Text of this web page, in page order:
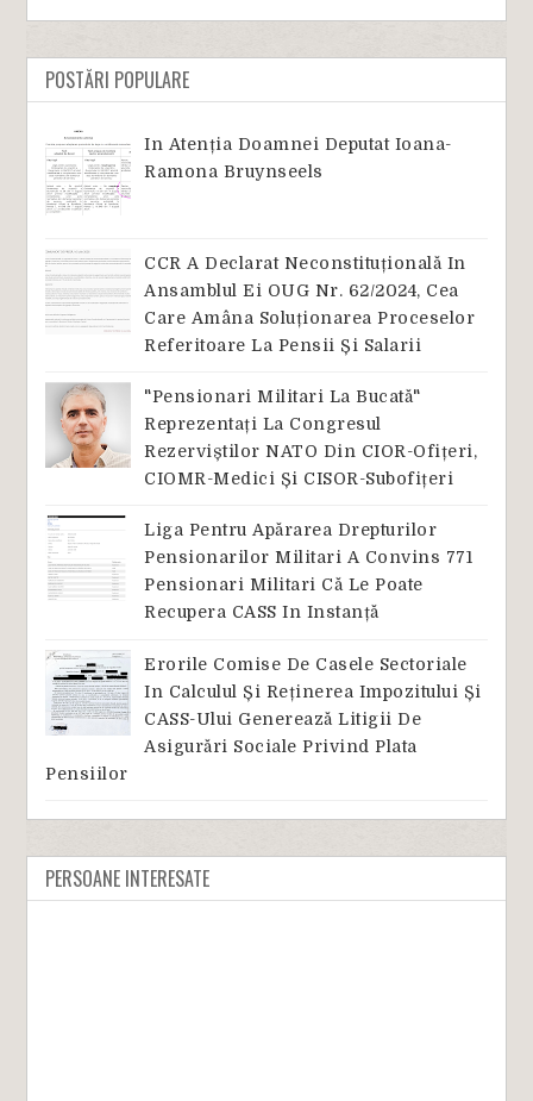
POSTĂRI POPULARE
In Atenția Doamnei Deputat Ioana-
Ramona Bruynseels
CCR A Declarat Neconstituțională In
Ansamblul Ei OUG Nr. 62/2024, Cea
Care Amâna Soluționarea Proceselor
Referitoare La Pensii Și Salarii
"Pensionari Militari La Bucată"
Reprezentați La Congresul
Rezerviștilor NATO Din CIOR-Ofițeri,
CIOMR-Medici Și CISOR-Subofițeri
Liga Pentru Apărarea Drepturilor
Pensionarilor Militari A Convins 771
Pensionari Militari Că Le Poate
Recupera CASS In Instanță
Erorile Comise De Casele Sectoriale
In Calculul Și Reținerea Impozitului Și
CASS-Ului Generează Litigii De
Asigurări Sociale Privind Plata
Pensiilor
PERSOANE INTERESATE